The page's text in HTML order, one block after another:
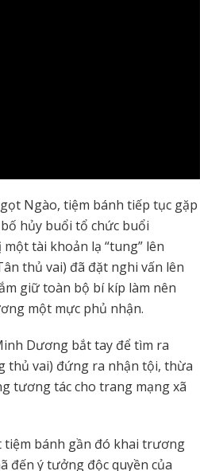
Ngào, tiệm bánh tiếp tục gặp
hủy buổi tổ chức buổi
tài khoản lạ “tung” lên
thủ vai) đã đặt nghi vấn lên
giữ toàn bộ bí kíp làm nên
một mực phủ nhận.
Dương bắt tay để tìm ra
thủ vai) đứng ra nhận tội, thừa
tương tác cho trang mạng xã
tiệm bánh gần đó khai trương
đến ý tưởng độc quyền của